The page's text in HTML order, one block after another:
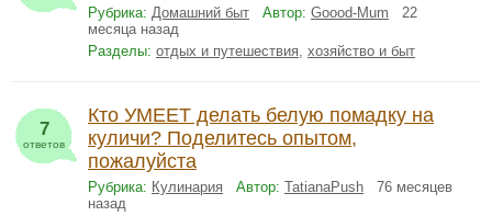
Рубрика: Домашний быт Автор: Goood-Mum 22
месяца назад
Разделы: отдых и путешествия хозяйство и быт
7
ответов
Кто УМЕЕТ делать белую помадку на
куличи? Поделитесь опытом,
пожалуйста
Рубрика: Кулинария Автор: TatianaPush 76 месяцев
назад